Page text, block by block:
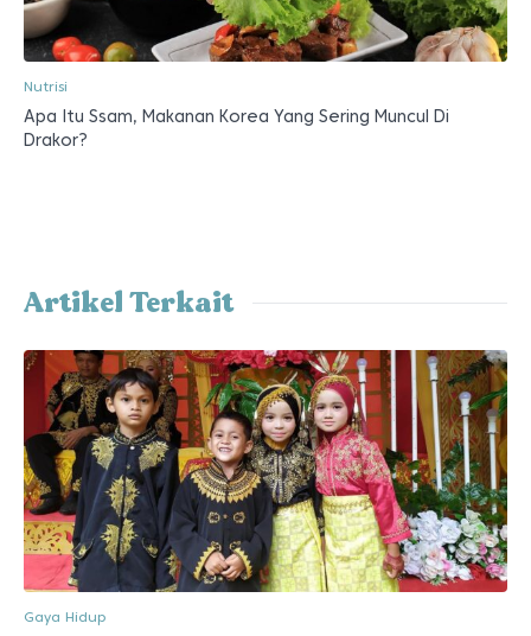
Nutrisi
Apa Itu Ssam, Makanan Korea Yang Sering Muncul Di
Drakor?
Artikel Terkait
Gaya Hidup